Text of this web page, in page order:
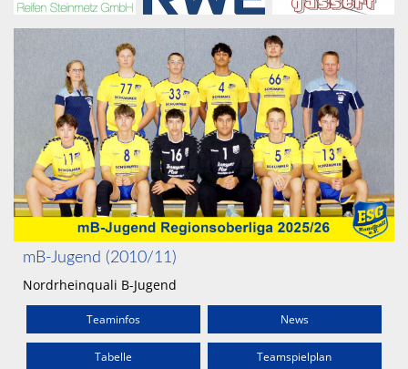
Jugend
Spielbetrieb
Terminkalender
Sponsoren
Shop
Kontaktformular
Impressum
mB-Jugend (2010/11)
Nordrheinquali B-Jugend
Teaminfos News
Tabelle Teamspielplan